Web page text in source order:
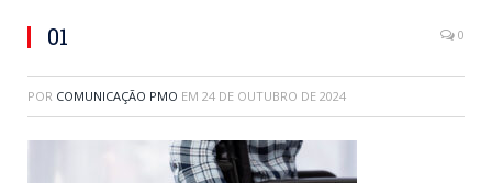
01 0
POR COMUNICAÇÃO PMO EM 24 DE OUTUBRO DE 2024